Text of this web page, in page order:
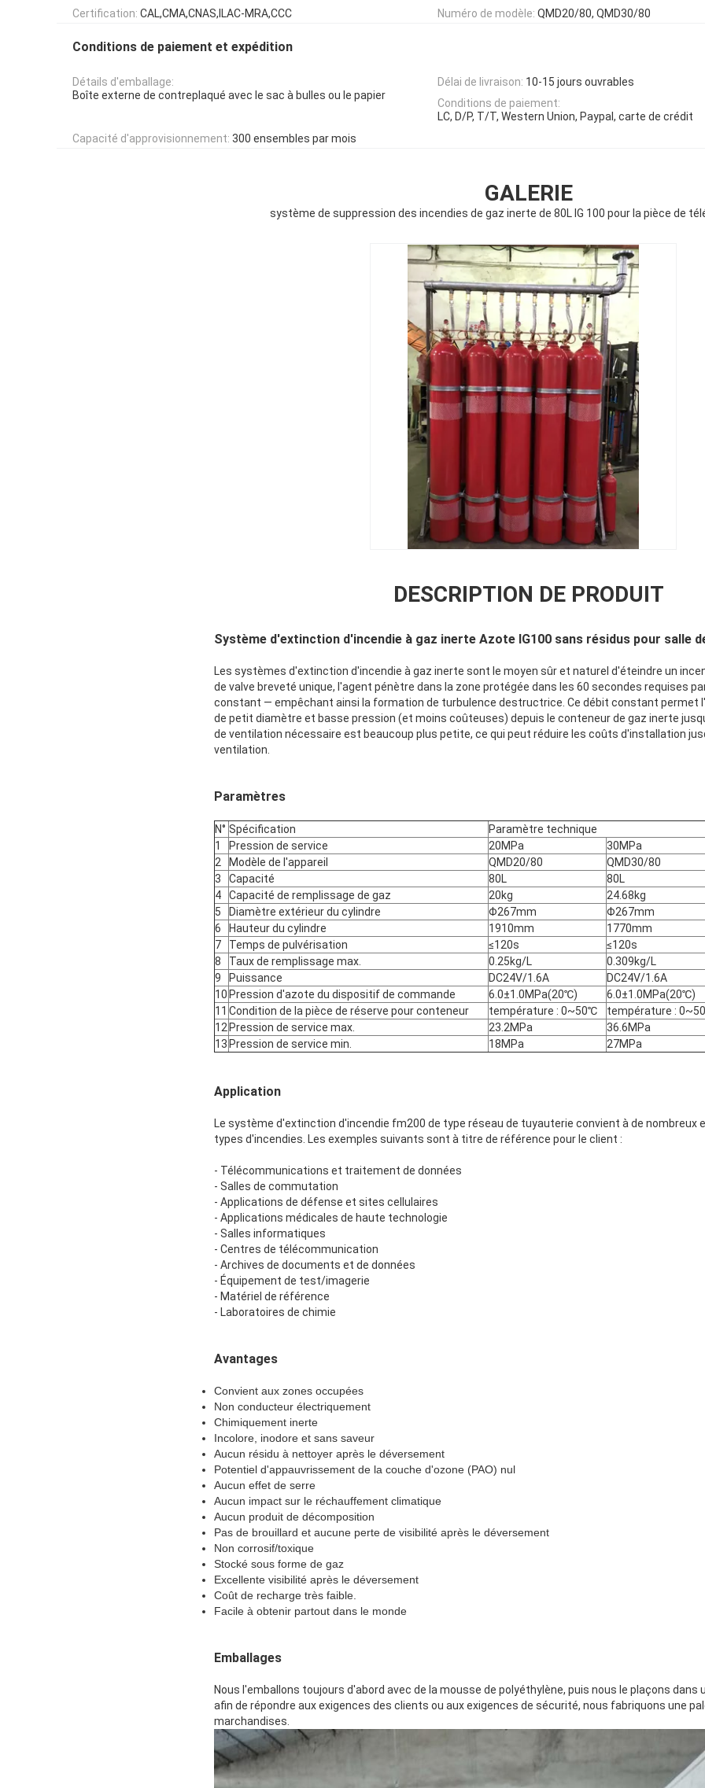
Certification: CAL,CMA,CNAS,ILAC-MRA,CCC Numéro de modèle: QMD20/80, QMD30/80
Conditions de paiement et expédition
Détails d'emballage:
Boîte externe de contreplaqué avec le sac à bulles ou le papier
Délai de livraison: 10-15 jours ouvrables
Conditions de paiement:
LC, D/P, T/T, Western Union, Paypal, carte de crédit
Capacité d'approvisionnement: 300 ensembles par mois
GALERIE
système de suppression des incendies de gaz inerte de 80L IG 100 pour la pièce de
DESCRIPTION DE PRODUIT
Système d'extinction d'incendie à gaz inerte Azote IG100 sans résidus pour salle
Les systèmes d'extinction d'incendie à gaz inerte sont le moyen sûr et naturel d'éteindre un
de valve breveté unique, l'agent pénètre dans la zone protégée dans les 60 secondes requises
constant — empêchant ainsi la formation de turbulence destructrice. Ce débit constant permet
de petit diamètre et basse pression (et moins coûteuses) depuis le conteneur de gaz inerte
de ventilation nécessaire est beaucoup plus petite, ce qui peut réduire les coûts d'installation
ventilation.
Paramètres
N° Spécification
Paramètre technique
1
Pression de service 20MPa
30MPa
2
Modèle de l'appareil QMD20/80
QMD30/80
3
Capacité 80L
80L
4
Capacité de remplissage de gaz 20kg
24.68kg
5
Diamètre extérieur du cylindre Φ267mm
Φ267mm
6
Hauteur du cylindre 1910mm
1770mm
7
Temps de pulvérisation ≤120s
≤120s
8
Taux de remplissage max. 0.25kg/L
0.309kg/L
9
Puissance DC24V/1.6A
DC24V/1.6A
10Pression d'azote du dispositif de commande 6.0±1.0MPa(20℃)
6.0±1.0MPa(20℃)
11 Condition de la pièce de réserve pour conteneur température : 0~50℃
température :
12Pression de service max. 23.2MPa
36.6MPa
13Pression de service min. 18MPa 27MPa
Application
Le système d'extinction d'incendie fm200 de type réseau de tuyauterie convient à de nombreux
types d'incendies. Les exemples suivants sont à titre de référence pour le client :
- Télécommunications et traitement de données
- Salles de commutation
- Applications de défense et sites cellulaires
- Applications médicales de haute technologie
- Salles informatiques
- Centres de télécommunication
- Archives de documents et de données
- Équipement de test/imagerie
- Matériel de référence
- Laboratoires de chimie
Avantages
Convient aux zones occupées
Non conducteur électriquement
Chimiquement inerte
Incolore, inodore et sans saveur
Aucun résidu à nettoyer après le déversement
Potentiel d'appauvrissement de la couche d'ozone (PAO) nul
Aucun effet de serre
Aucun impact sur le réchauffement climatique
Aucun produit de décomposition
Pas de brouillard et aucune perte de visibilité après le déversement
Non corrosif/toxique
Stocké sous forme de gaz
Excellente visibilité après le déversement
Coût de recharge très faible.
Facile à obtenir partout dans le monde
Emballages
Nous l'emballons toujours d'abord avec de la mousse de polyéthylène, puis nous le plaçons dans
afin de répondre aux exigences des clients ou aux exigences de sécurité, nous fabriquons une
marchandises.